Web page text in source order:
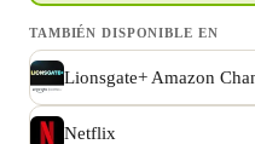
TAMBIÉN DISPONIBLE EN
Lionsgate+ Amazon
Netflix